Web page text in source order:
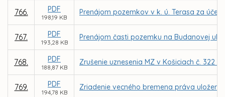
766. PDF
198,19 KB
Prenájom pozemkov v k. ú. Terasa za
767. PDF
193,28 KB
Prenájom časti pozemku na Budanovej ul.
768. PDF
188,87 KB
Zrušenie uznesenia MZ v Košiciach č. 322 zo
769. PDF
194,78 KB
Zriadenie vecného bremena práva